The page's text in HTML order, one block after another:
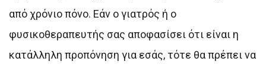
από χρόνιο πόνο. Εάν ο γιατρός ή ο
φυσικοθεραπευτής σας αποφασίσει ότι είναι η
κατάλληλη προπόνηση για εσάς, τότε θα πρέπει να